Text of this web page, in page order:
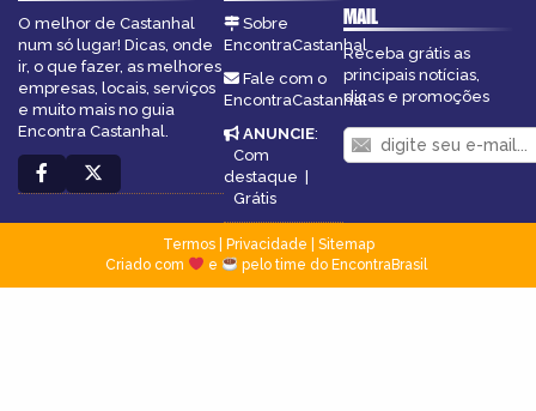
O melhor de Castanhal
num só lugar! Dicas, onde
ir, o que fazer, as melhores
empresas, locais, serviços
e muito mais no guia
Encontra Castanhal.
Sobre
EncontraCastanhal
Fale com o
EncontraCastanhal
ANUNCIE:
Com
destaque |
Grátis
MAIL
Receba grátis as
principais notícias,
dicas e promoções
Termos| Privacidade
Sitemap
Criado com
e pelo time do EncontraBrasil